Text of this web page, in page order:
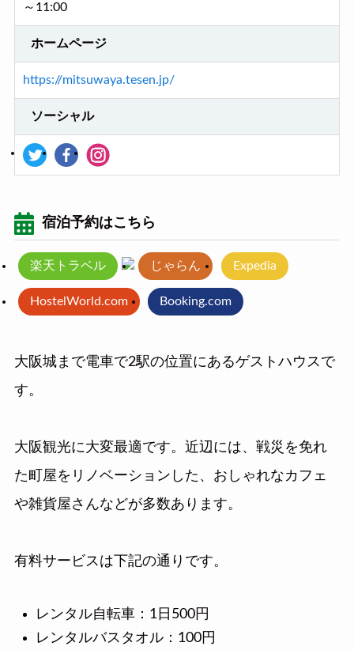
～11:00
ホームページ
https://mitsuwaya.tesen.jp/
ソーシャル
宿泊予約はこちら
楽天トラベル じゃらん Expedia
HostelWorld.com Booking.com
大阪城まで電車で2駅の位置にあるゲストハウスで
す。
大阪観光に大変最適です。近辺には、戦災を免れ
た町屋をリノベーションした、おしゃれなカフェ
や雑貨屋さんなどが多数あります。
有料サービスは下記の通りです。
レンタル自転車：1日500円
レンタルバスタオル：100円